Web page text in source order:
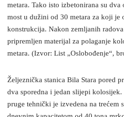
metara. Tako isto izbetonirana su
most u dužini od 30 metara za koji je
konstrukcija. Nakon zemljanih
pripremljen materijal za polaganje
metara. (Izvor: List „Oslobođenje“,
Željeznička stanica Bila Stara pored
dva sporedna i jedan slijepi
pruge tehnički je izvedena na trećem